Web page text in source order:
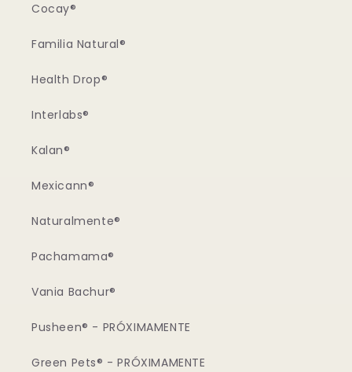
Cocay®
Familia Natural®
Health Drop®
Interlabs®
Kalan®
Mexicann®
Naturalmente®
Pachamama®
Vania Bachur®
Pusheen® - PRÓXIMAMENTE
Green Pets® - PRÓXIMAMENTE